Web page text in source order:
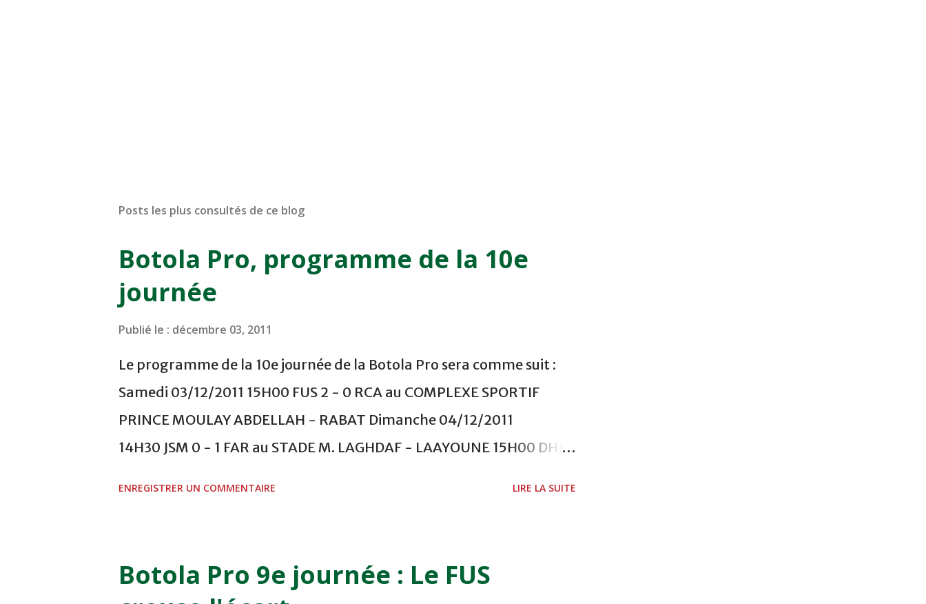
Posts les plus consultés de ce blog
Botola Pro, programme de la 10e
journée
Publié le : décembre 03, 2011
Le programme de la 10e journée de la Botola Pro sera comme suit :
Samedi 03/12/2011 15H00 FUS 2 - 0 RCA au COMPLEXE SPORTIF
PRINCE MOULAY ABDELLAH - RABAT Dimanche 04/12/2011
14H30 JSM 0 - 1 FAR au STADE M. LAGHDAF - LAAYOUNE 15H00 DHJ 0
COMPLEXE SPORTIF DE FES - FES WAC - MAS Reporté pour cause de
ENREGISTRER UN COMMENTAIRE LIRE LA SUITE
Botola Pro 9e journée : Le FUS